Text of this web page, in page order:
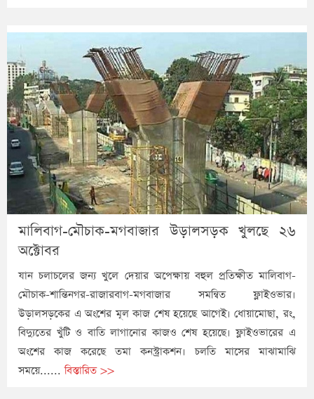
মালিবাগ-মৌচাক-মগবাজার উড়ালসড়ক খুলছে ২৬
অক্টোবর
যান চলাচলের জন্য খুলে দেয়ার অপেক্ষায় বহুল প্রতিক্ষীত মালিবাগ-
মৌচাক-শান্তিনগর-রাজারবাগ-মগবাজার সমন্বিত ফ্লাইওভার।
উড়ালসড়কের এ অংশের মূল কাজ শেষ হয়েছে আগেই। ধোয়ামোছা, রং,
বিদ্যুতের খুঁটি ও বাতি লাগানোর কাজও শেষ হয়েছে। ফ্লাইওভারের এ
অংশের কাজ করেছে তমা কনস্ট্রাকশন। চলতি মাসের মাঝামাঝি
সময়ে......বিস্তারিত >>